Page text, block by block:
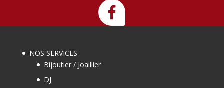
NOS SERVICES
Bijoutier / Joaillier
DJ